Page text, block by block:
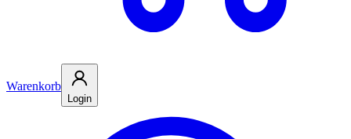
Warenkorb
Login